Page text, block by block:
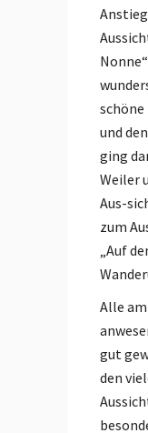
und
ging
Weiler
Aus-
zum
„Auf
Alle
gut
den